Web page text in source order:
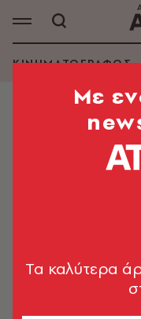
ΚΙΝΗΜΑΤΟΓΡΑΦΟΣ
DESIGN &
Erotica: βάλε
που έχεις
O ερωτισμός και η
και πιο περίτεχνα
Γιάννης
Mε
Tα καλύτερα